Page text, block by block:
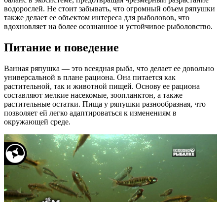
водорослей. Не стоит забывать, что огромный объем ряпушки
также делает ее объектом интереса для рыболовов, что
вдохновляет на более осознанное и устойчивое рыболовство.
Питание и поведение
Ванная ряпушка — это всеядная рыба, что делает ее довольно
универсальной в плане рациона. Она питается как
растительной, так и животной пищей. Основу ее рациона
составляют мелкие насекомые, зоопланктон, а также
растительные остатки. Пища у ряпушки разнообразная, что
позволяет ей легко адаптироваться к изменениям в
окружающей среде.